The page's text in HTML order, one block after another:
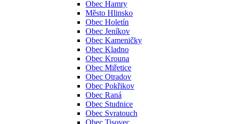
Obec Hamry
Město Hlinsko
Obec Holetín
Obec Jeníkov
Obec Kameničky
Obec Kladno
Obec Krouna
Obec Miřetice
Obec Otradov
Obec Pokřikov
Obec Raná
Obec Studnice
Obec Svratouch
Obec Tisovec